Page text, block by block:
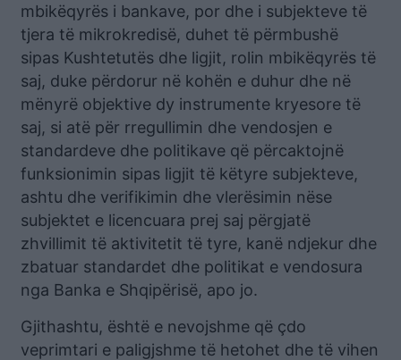
mbikëqyrës i bankave, por dhe i subjekteve të
tjera të mikrokredisë, duhet të përmbushë
sipas Kushtetutës dhe ligjit, rolin mbikëqyrës të
saj, duke përdorur në kohën e duhur dhe në
mënyrë objektive dy instrumente kryesore të
saj, si atë për rregullimin dhe vendosjen e
standardeve dhe politikave që përcaktojnë
funksionimin sipas ligjit të këtyre subjekteve,
ashtu dhe verifikimin dhe vlerësimin nëse
subjektet e licencuara prej saj përgjatë
zhvillimit të aktivitetit të tyre, kanë ndjekur dhe
zbatuar standardet dhe politikat e vendosura
nga Banka e Shqipërisë, apo jo.
Gjithashtu, është e nevojshme që çdo
veprimtari e paligjshme të hetohet dhe të vihen